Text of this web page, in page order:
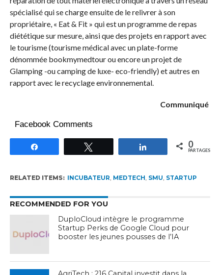
spécialisé qui se charge ensuite de le relivrer à son
propriétaire, « Eat & Fit » qui est un programme de repas
diététique sur mesure, ainsi que des projets en rapport avec
le tourisme (tourisme médical avec un plate-forme
dénommée bookmymedtour ou encore un projet de
Glamping -ou camping de luxe- eco-friendly) et autres en
rapport avec le recyclage environnemental.
Communiqué
Facebook Comments
Partagez 0
PARTAGES
RELATED ITEMS: INCUBATEUR, MEDTECH, SMU, STARTUP
RECOMMENDED FOR YOU
DuploCloud intègre le programme
Startup Perks de Google Cloud pour
booster les jeunes pousses de l’IA